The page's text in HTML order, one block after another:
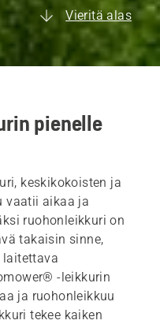
Vieritä alas
pienelle
keskikokoisten ja
vaatii aikaa ja
ruohonleikkuri on
takaisin sinne,
-leikkurin
ja ruohonleikkuu
tekee kaiken